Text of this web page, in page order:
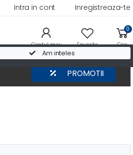
Am inteles
Intra in cont Inregistreaza-te
Contul meu Favorite
0
Cos
PROMOTII